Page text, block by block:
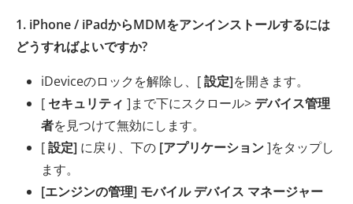
1. iPhone / iPadからMDMをアンインストールするには
どうすればよいですか?
iDeviceのロックを解除し、[設定]を開きます。
[ セキュリティ ]まで下にスクロール> デバイス管理
者を見つけて無効にします。
[設定] に戻り、下の [アプリケーション]をタップし
ます。
[エンジンの管理] モバイル デバイス マネージャー